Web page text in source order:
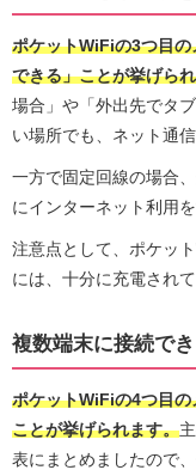
ポケットWiFiの3つ目
できる」ことが挙げら
場合」や「外出先でタ
い場所でも、ネット通
一方で固定回線の場合
にインターネット利用
注意点として、ポケッ
には、十分に充電され
複数端末に接続で
ポケットWiFiの4つ目
ことが挙げられます。
表にまとめましたので